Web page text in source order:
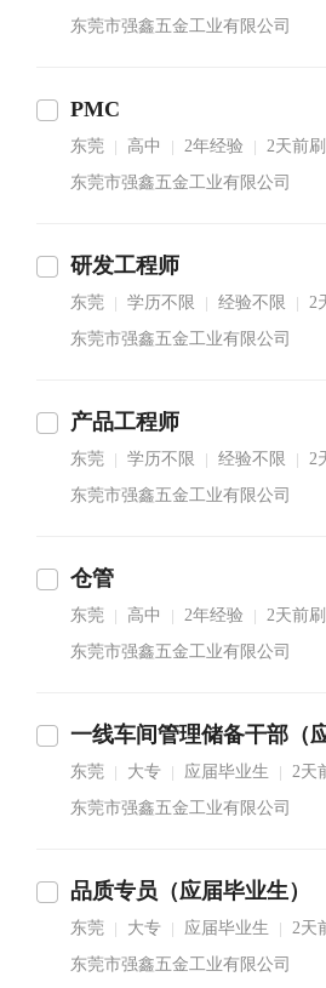
东莞市强鑫五金工业有限公司
PMC
东莞 高中 2年经验
2天前
东莞市强鑫五金工业有限公司
研发工程师
东莞 学历不限 经验不限
2
东莞市强鑫五金工业有限公司
产品工程师
东莞 学历不限 经验不限
2
东莞市强鑫五金工业有限公司
仓管
东莞 高中 2年经验
2天前
东莞市强鑫五金工业有限公司
东莞 大专 应届毕业生
2天
东莞市强鑫五金工业有限公司
品质专员（应届毕业生）
东莞 大专 应届毕业生
2天
东莞市强鑫五金工业有限公司